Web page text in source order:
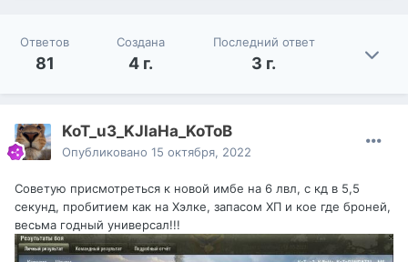
Ответов
81
Создана
4 г.
Последний ответ
3 г.
KoT_u3_KJIaHa_KoToB
Опубликовано 15 октября, 2022
Советую присмотреться к новой имбе на 6 лвл, с кд в 5,5
секунд, пробитием как на Хэлке, запасом ХП и кое где броней,
весьма годный универсал!!!